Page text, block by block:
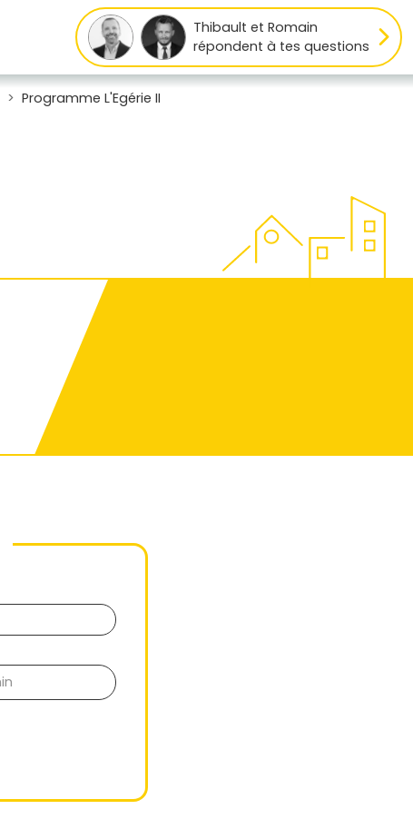
Thibault et Romain
répondent à tes questions
Programme L'Egérie II